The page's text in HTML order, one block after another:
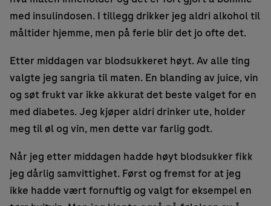
med insulindosen. I tillegg drikker jeg aldri alkohol til
måltider hjemme, men på ferie blir det jo ofte det.
Etter middagen var blodsukkeret høyt. Av alle ting
valgte jeg sangria til maten. En blanding av juice, vin
og søt frukt var ikke akkurat det beste valget for en
med diabetes. Jeg kjøper aldri drinker ute, holder
meg til øl og vin, men dette var farlig godt.
Når jeg etter middagen hadde høyt blodsukker fikk
jeg dårlig samvittighet. Først og fremst for at jeg
ikke hadde vært fornuftig og valgt for eksempel en